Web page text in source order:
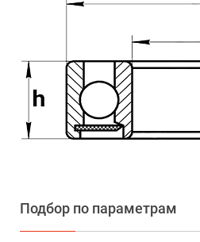
Подбор по параметрам